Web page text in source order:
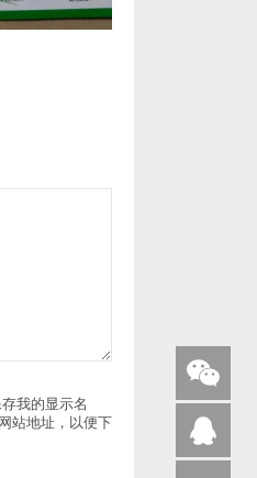
我的显示名
站地址，以便下